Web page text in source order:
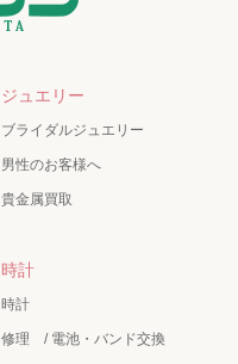
ジュエリー
ブライダルジュエリー
男性のお客様へ
貴金属買取
時計
時計
修理 / 電池・バンド交換